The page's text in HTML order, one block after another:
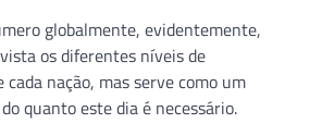
globalmente, evidentemente,
os diferentes níveis de
nação, mas serve como um
quanto este dia é necessário.